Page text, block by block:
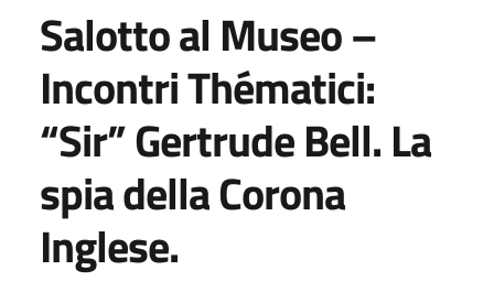
Salotto al Museo –
Incontri Thématici:
“Sir” Gertrude Bell. La
spia della Corona
Inglese.